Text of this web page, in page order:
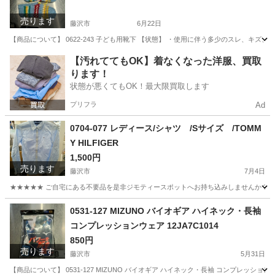
売ります 藤沢市 6月22日
【商品について】 0622-243 子ども用靴下 【状態】 ・使用に伴う多少のスレ、キズ
神奈川 藤沢市 小物 リユース
【汚れててもOK】着なくなった洋服、買取
ります！
状態が悪くてもOK！最大限買取します
プリフラ Ad
売ります
0704-077 レディース/シャツ /Sサイズ /TOMM
Y HILFIGER
1,500円
藤沢市 7月4日
★★★★★ ご自宅にある不要品を是非ジモティースポットへお持ち込みしませんか？
神奈川 藤沢市 TOMMY HILFIGER
売ります
0531-127 MIZUNO バイオギア ハイネック・長袖
コンプレッションウェア 12JA7C1014
850円
藤沢市 5月31日
【商品について】 0531-127 MIZUNO バイオギア ハイネック・長袖 コンプレッショ